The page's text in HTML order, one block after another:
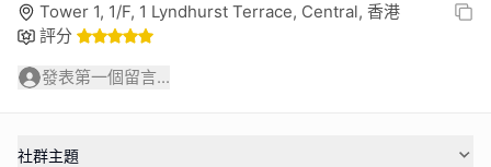
Tower 1, 1/F, 1 Lyndhurst Terrace, Central, 香港
評分
發表第一個留言...
社群主題